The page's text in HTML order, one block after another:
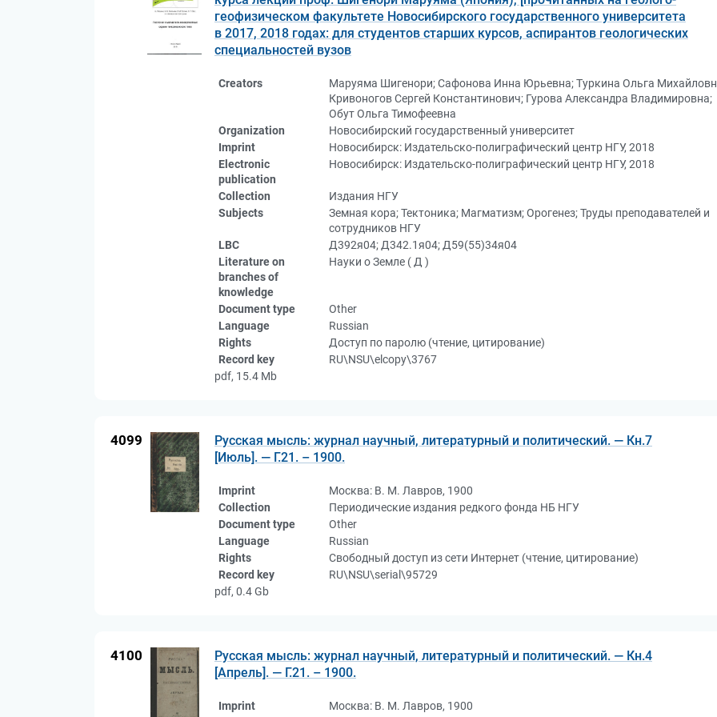
геофизическом факультете Новосибирского государственного университета
в 2017, 2018 годах: для студентов старших курсов, аспирантов геологических
специальностей вузов
Creators
Маруяма Шигенори; Сафонова Инна Юрьевна; Туркина Ольга
Кривоногов Сергей Константинович; Гурова Александра Владимировна;
Обут Ольга Тимофеевна
Organization
Новосибирский государственный университет
Imprint
Новосибирск: Издательско-полиграфический центр НГУ, 2018
Electronic
publication
Новосибирск: Издательско-полиграфический центр НГУ, 2018
Collection
Издания НГУ
Subjects
Земная кора; Тектоника; Магматизм; Орогенез; Труды преподавателей и
сотрудников НГУ
LBC
Д392я04; Д342.1я04; Д59(55)34я04
Literature on
branches of
knowledge
Науки о Земле ( Д )
Document type
Other
Language
Russian
Rights
Доступ по паролю (чтение, цитирование)
Record key
RU\NSU\elcopy\3767
pdf, 15.4 Mb
4099
Русская мысль: журнал научный, литературный и политический. — Кн.7
[Июль]. — Г.21. – 1900.
Imprint
Москва: В. М. Лавров, 1900
Collection
Периодические издания редкого фонда НБ НГУ
Document type
Other
Language
Russian
Rights
Свободный доступ из сети Интернет (чтение, цитирование)
Record key
RU\NSU\serial\95729
pdf, 0.4 Gb
4100
Русская мысль: журнал научный, литературный и политический. — Кн.4
[Апрель]. — Г.21. – 1900.
Imprint
Москва: В. М. Лавров, 1900